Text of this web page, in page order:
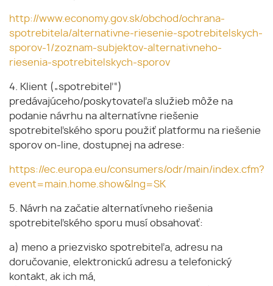
http://www.economy.gov.sk/obchod/ochrana-
spotrebitela/alternativne-riesenie-spotrebitelskych-
sporov-1/zoznam-subjektov-alternativneho-
riesenia-spotrebitelskych-sporov
4. Klient („spotrebiteľ“)
predávajúceho/poskytovateľa služieb môže na
podanie návrhu na alternatívne riešenie
spotrebiteľského sporu použiť platformu na riešenie
sporov on-line, dostupnej na adrese:
https://ec.europa.eu/consumers/odr/main/index.cfm?
event=main.home.show&lng=SK
5. Návrh na začatie alternatívneho riešenia
spotrebiteľského sporu musí obsahovať:
a) meno a priezvisko spotrebiteľa, adresu na
doručovanie, elektronickú adresu a telefonický
kontakt, ak ich má,